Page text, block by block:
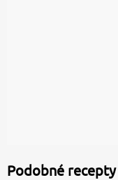
Podobné recepty